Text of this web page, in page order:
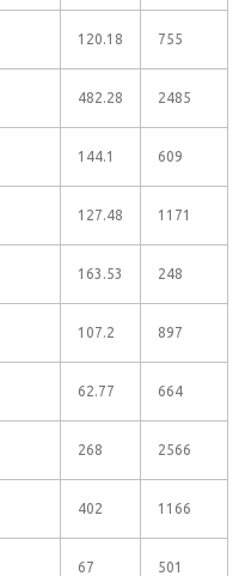
120.18 755
482.28 2485
144.1 609
127.48 1171
163.53 248
107.2 897
62.77 664
268 2566
402 1166
67 501